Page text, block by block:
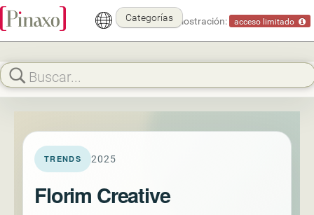
Modo demostración: acceso limitado
Categorías
TRENDS 2025
Florim Creative